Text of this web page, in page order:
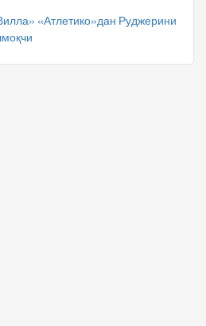
«Атлетико»дан Руджерини